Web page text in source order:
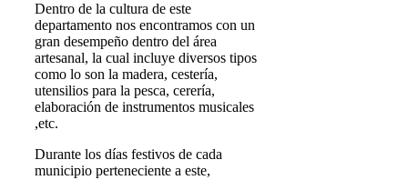
Dentro de la cultura de este
departamento nos encontramos con un
gran desempeño dentro del área
artesanal, la cual incluye diversos tipos
como lo son la madera, cestería,
utensilios para la pesca, cerería,
elaboración de instrumentos musicales
,etc.
Durante los días festivos de cada
municipio perteneciente a este,